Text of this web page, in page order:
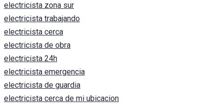
electricista zona sur
electricista trabajando
electricista cerca
electricista de obra
electricista 24h
electricista emergencia
electricista de guardia
electricista cerca de mi ubicacion